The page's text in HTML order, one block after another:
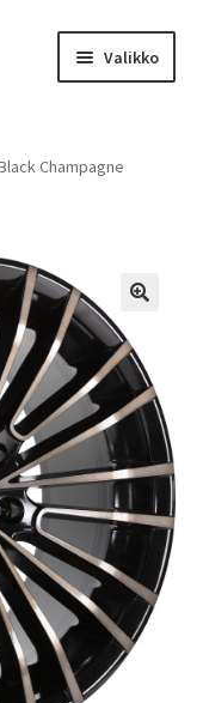
Valikko
Champagne